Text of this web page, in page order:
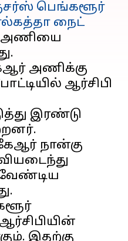
பெங்களூர்
நைட்
அணியை
அணிக்கு
ஆர்சிபி
இரண்டு
நான்கு
இதற்கு